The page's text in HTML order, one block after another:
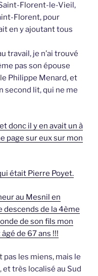
Florent-le-Vieil,
Florent, pour
en y ajoutant tous
travail, je n’ai trouvé
pas son épouse
Philippe Menard, et
second lit, qui ne me
donc il y en avait un à
page sur eux sur mon
était Pierre Poyet.
au Mesnil en
descends de la 4ème
de son fils mon
de 67 ans !!!
pas les miens, mais le
et très localisé au Sud